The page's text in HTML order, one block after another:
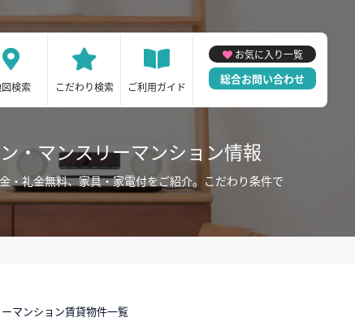
検索 こだわり検索 ご利用ガイド
お気に入り一覧
総合お問い合わせ
・マンスリーマンション情報
・礼金無料、家具・家電付をご紹介。こだわり条件で
マンション賃貸物件一覧